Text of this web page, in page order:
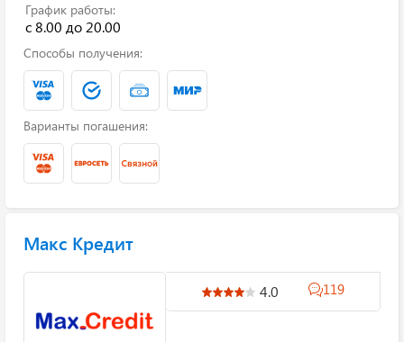
График работы:
с 8.00 до 20.00
Способы получения:
Варианты погашения:
Макс Кредит
4.0 119